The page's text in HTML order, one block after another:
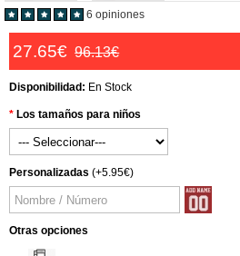
6 opiniones
27.65€ 96.13€
Disponibilidad: En Stock
Los tamaños para niños
Personalizadas (+5.95€)
Otras opciones